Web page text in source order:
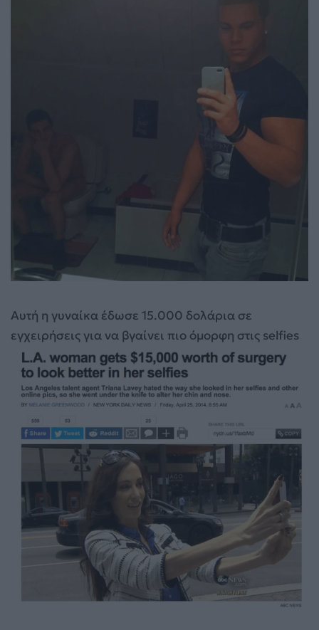
Αυτή η γυναίκα έδωσε 15.000 δολάρια σε
εγχειρήσεις για να βγαίνει πιο όμορφη στις selfies